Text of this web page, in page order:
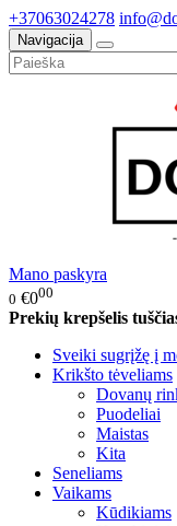
+37063024278
Navigacija
Mano paskyra
0 €000
Prekių krepšelis
Sveiki sugrįžę į
Krikšto tėveliams
Dovanų
Puodeliai
Maistas
Kita
Seneliams
Vaikams
Kūdikiams